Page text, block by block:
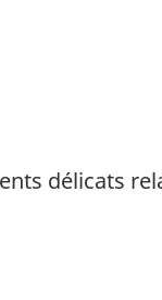
délicats